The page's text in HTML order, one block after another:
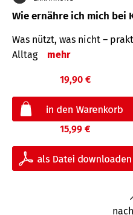
Wie ernähre ich mich bei
Was nützt, was nicht –
Alltag
mehr
19,90 €
15,99 €